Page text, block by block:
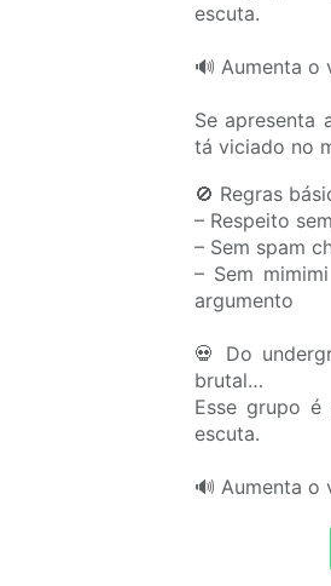
escuta.
🔊 Aumenta o
Se apresenta
tá viciado no
🚫 Regras
– Respeito
– Sem spam
– Sem
argumento
💀 Do
brutal…
Esse grupo é
escuta.
🔊 Aumenta o